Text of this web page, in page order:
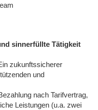
sinnerfüllte Tätigkeit
zukunftssicherer
und
nach Tarifvertrag,
Leistungen (u.a. zwei